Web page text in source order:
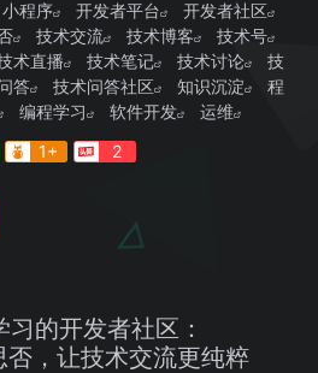
小程序 开发者平台
开发者社区
技术交流 技术博客
技术号
术直播 技术笔记 技术讨论
技
答 技术问答社区 知识沉淀
程
编程学习 软件开发
运维
1+ 2
的开发者社区：
，让技术交流更纯粹